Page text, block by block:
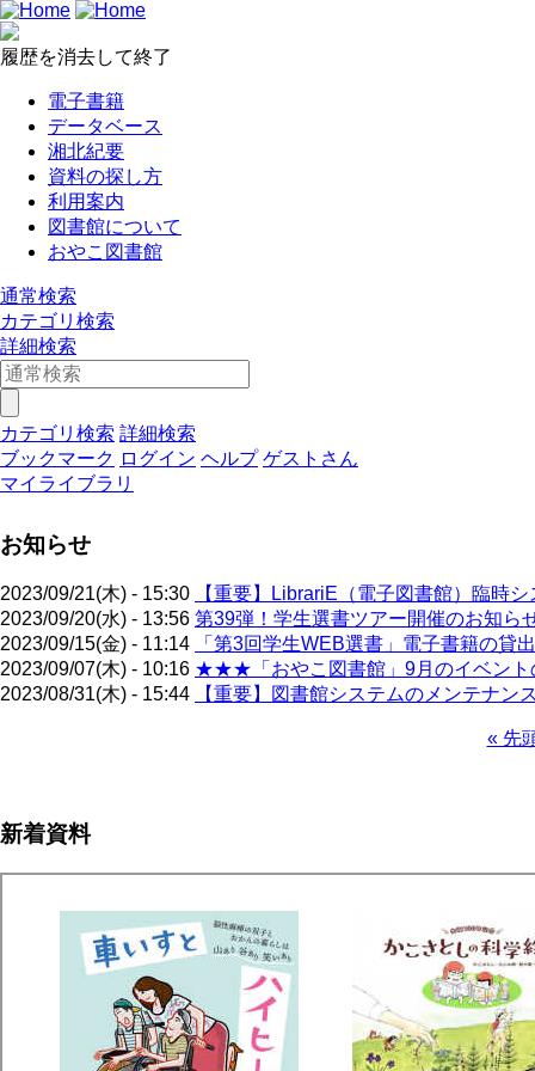
履歴を消去して終了
電子書籍
データベース
湘北紀要
資料の探し方
利用案内
図書館について
おやこ図書館
通常検索
カテゴリ検索
詳細検索
カテゴリ検索 詳細検索
ブックマーク ログイン ヘルプ ゲストさん
マイライブラリ
お知らせ
2023/09/21(木) - 15:30
【重要】LibrariE（電子図書館）臨時
2023/09/20(水) - 13:56 第39弾！学生選書ツアー開催のお知ら
2023/09/15(金) - 11:14
「第3回学生WEB選書」電子書籍の貸
2023/09/07(木) - 10:16 ★★★「おやこ図書館」9月のイベン
2023/08/31(木) - 15:44
【重要】図書館システムのメンテナン
送
先
« 先
新着資料